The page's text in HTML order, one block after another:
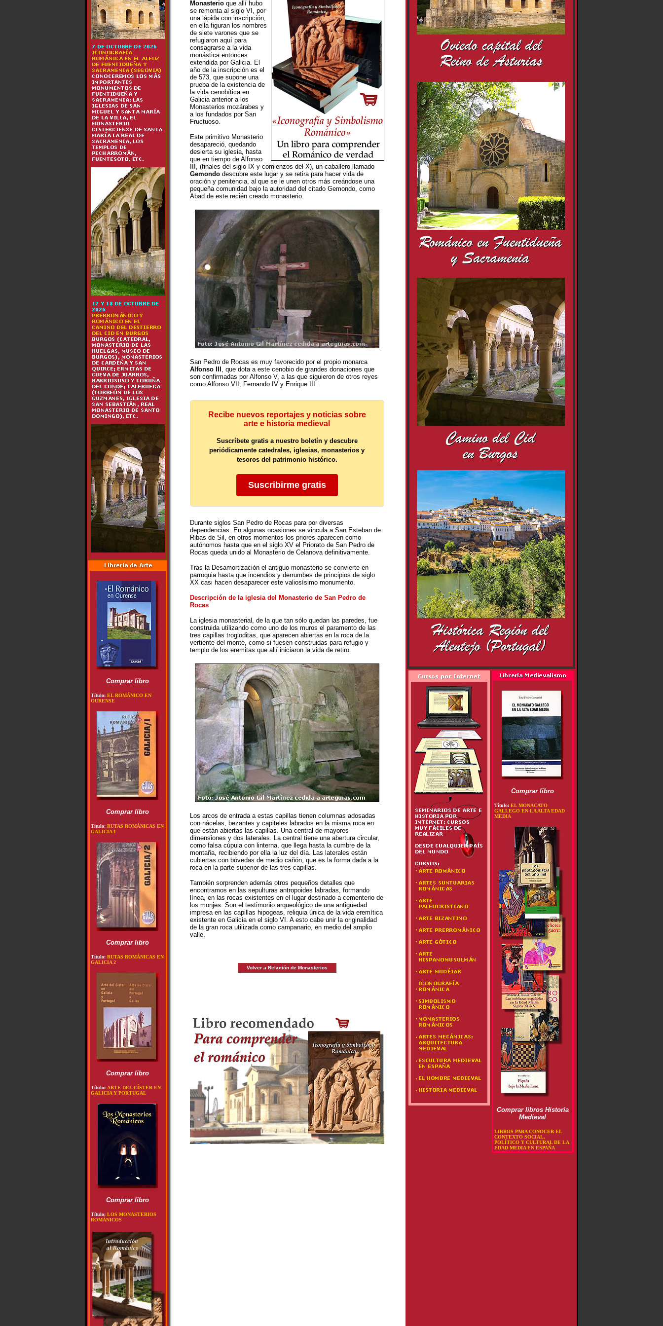
Comprar libro
Título: EL ROMÁNICO EN
OURENSE
Comprar libro
Título: RUTAS ROMÁNICAS EN
GALICIA 1
Comprar libro
Título: RUTAS ROMÁNICAS EN
GALICIA 2
Comprar libro
Título: ARTE DEL CÍSTER EN
GALICIA Y PORTUGAL
Comprar libro
Título: LOS MONASTERIOS
ROMÁNICOS
Monasterioque allí hubo
se remonta al siglo VI, por
una lápida con inscripción,
en ella figuran los nombres
de siete varones que se
refugiaron aquí para
consagrarse a la vida
monástica entonces
extendida por Galicia. El
año de la inscripción es el
de 573, que supone una
prueba de la existencia de
la vida cenobítica en
Galicia anterior a los
Monasterios mozárabes y
a los fundados por San
Fructuoso.
Este primitivo Monasterio
desapareció, quedando
desierta su iglesia, hasta
que en tiempo de Alfonso
III, (finales del siglo IX y comienzos del X), un caballero llamado
Gemondodescubre este lugar y se retira para hacer vida de
oración y penitencia, al que se le unen otros más creándose una
pequeña comunidad bajo la autoridad del citado Gemondo, como
Abad de este recién creado monasterio.
San Pedro de Rocas es muy favorecido por el propio monarca
Alfonso III , que dota a este cenobio de grandes donaciones que
son confirmadas por Alfonso V, a las que siguieron de otros reyes
como Alfonso VII, Fernando IV y Enrique III.
Recibe nuevos reportajes y noticias sobre
arte e historia medieval
Suscríbete gratis a nuestro boletín y descubre
periódicamente catedrales, iglesias, monasterios y
tesoros del patrimonio histórico.
Suscribirme gratis
Durante siglos San Pedro de Rocas para por diversas
dependencias. En algunas ocasiones se vincula a San Esteban de
Ribas de Sil, en otros momentos los priores aparecen como
autónomos hasta que en el siglo XV el Priorato de San Pedro de
Rocas queda unido al Monasterio de Celanova definitivamente.
Tras la Desamortización el antiguo monasterio se convierte en
parroquia hasta que incendios y derrumbes de principios de siglo
XX casi hacen desaparecer este valiosísimo monumento.
Descripción de la iglesia del Monasterio de San Pedro de
Rocas
La iglesia monasterial, de la que tan sólo quedan las paredes, fue
construida utilizando como uno de los muros el paramento de las
tres capillas trogloditas, que aparecen abiertas en la roca de la
vertiente del monte, como si fuesen construidas para refugio y
templo de los eremitas que allí iniciaron la vida de retiro.
Los arcos de entrada a estas capillas tienen columnas adosadas
con nácelas, bezantes y capiteles labrados en la misma roca en
que están abiertas las capillas. Una central de mayores
dimensiones y dos laterales. La central tiene una abertura circular,
como falsa cúpula con linterna, que llega hasta la cumbre de la
montaña, recibiendo por ella la luz del día. Las laterales están
cubiertas con bóvedas de medio cañón, que es la forma dada a la
roca en la parte superior de las tres capillas.
También sorprenden además otros pequeños detalles que
encontramos en las sepulturas antropoides labradas, formando
línea, en las rocas existentes en el lugar destinado a cementerio de
los monjes. Son el testimonio arqueológico de una antigüedad
impresa en las capillas hipogeas, reliquia única de la vida eremítica
existente en Galicia en el siglo VI. A esto cabe unir la originalidad
de la gran roca utilizada como campanario, en medio del amplio
valle.
Volver a Relación de Monasterios
Comprar libro
Título: EL MONACATO
GALLEGO EN LA ALTA EDAD
MEDIA
Comprar libros Historia
Medieval
LIBROS PARA CONOCER EL
CONTEXTO SOCIAL,
POLÍTICO Y CULTURAL DE LA
EDAD MEDIA EN ESPAÑA